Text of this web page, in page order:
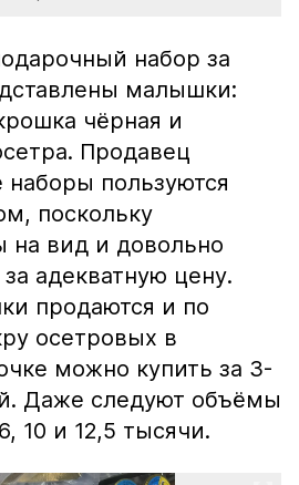
набор за
малышки:
чёрная и
Продавец
наборы пользуются
поскольку
на вид и довольно
адекватную цену.
продаются и по
осетровых в
можно купить за 3-
Даже следуют объёмы
10 и 12,5 тысячи.